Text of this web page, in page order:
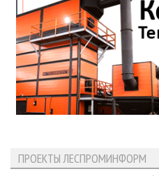
ПРОЕКТЫ ЛЕСПРОМИНФОРМ